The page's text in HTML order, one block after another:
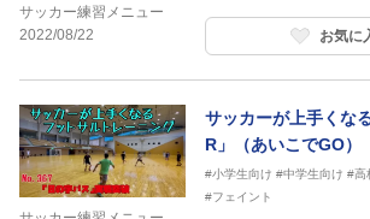
サッカー練習メニュー
2022/08/22
お気に
サッカーが上手くな
R」（あいこでGO）
#小学生向け #中学生向け #高
#フェイント